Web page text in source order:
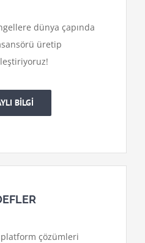
dünya çapında
üretip
BİLGİ
platform çözümleri